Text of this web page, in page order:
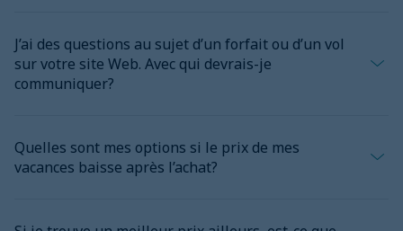
compagnies aériennes, les croisiéristes et les hôtels. Nous vous
recommandons de consulter votre agent de voyages ou le
Centre des ventes de Vacances WestJet Québec afin de
Vous pouvez également chercher le logo Smile ResortsMC sur
les pages de certains hôtels, qui proposent des aubaines où les
J’ai des questions au sujet d’un forfait ou d’un vol
sur votre site Web. Avec qui devrais-je
communiquer?
786-9464, sur nos réseaux sociaux ou sur l’application Vacances
WestJet Québec. Nous sommes là pour vous aider à vivre une
Quelles sont mes options si le prix de mes
vacances baisse après l’achat?